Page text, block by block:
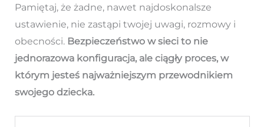
Pamiętaj, że żadne, nawet najdoskonalsze
ustawienie, nie zastąpi twojej uwagi, rozmowy i
obecności. Bezpieczeństwo w sieci to nie
jednorazowa konfiguracja, ale ciągły proces, w
którym jesteś najważniejszym przewodnikiem
swojego dziecka.